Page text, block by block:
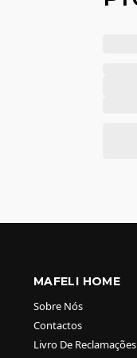
MAFELI HOME
Sobre Nós
Contactos
Livro De Reclamações